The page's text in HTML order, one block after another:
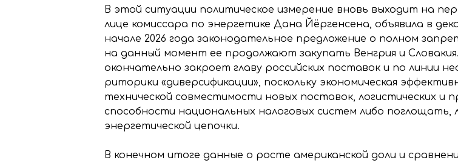
В этой ситуации политическое измерение вновь выходит на
лице комиссара по энергетике Дана Йёргенсена, объявила в
начале 2026 года законодательное предложение о полном
на данный момент ее продолжают закупать Венгрия и
окончательно закроет главу российских поставок и по линии
риторики «диверсификации», поскольку экономическая
технической совместимости новых поставок, логистических
способности национальных налоговых систем либо
энергетической цепочки.
В конечном итоге данные о росте американской доли и